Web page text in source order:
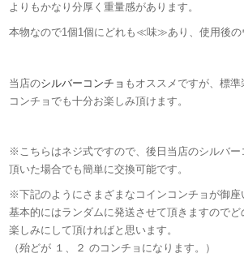
よりもかなり分厚く重量感があります。
本物なので1個1個にどれも≪味≫あり、使用後の
当店のシルバーコンチョ もオススメですが、標
コンチョでも十分お楽しみ頂けます。
※こちらはネジ式ですので、後日当店のシルバ
頂いた場合でも簡単に交換可能です。
※下記のようにさまざまなコインコンチョが御座
基本的にはランダムに発送させて頂きますので
楽しみにして頂ければと思います。
（殆どが １、２ のコンチョになります。）